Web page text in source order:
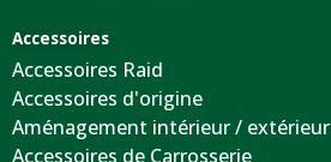
Accessoires
Accessoires Raid
Accessoires d'origine
Aménagement intérieur / extérieur
Accessoires de Carrosserie